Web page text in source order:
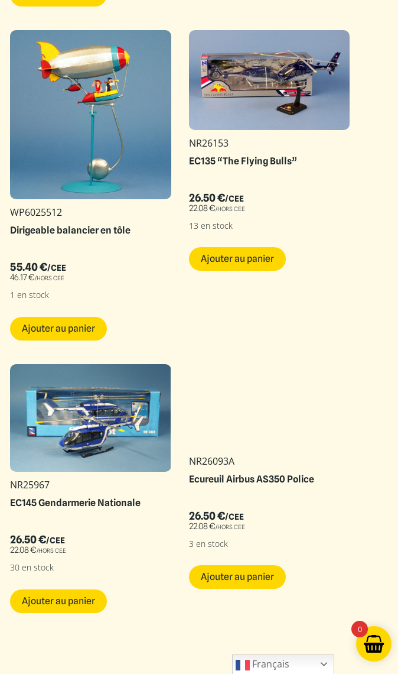
WP6025512
Dirigeable balancier en tôle
55.40€/CEE
46.17€/HORS CEE
1 en stock
Ajouter au panier
NR26153
EC135 “The Flying Bulls”
26.50€/CEE
22.08€/HORS CEE
13 en stock
Ajouter au panier
NR25967
EC145 Gendarmerie Nationale
26.50€/CEE
22.08€/HORS CEE
30 en stock
Ajouter au panier
NR26093A
Ecureuil Airbus AS350 Police
26.50€/CEE
22.08€/HORS CEE
3 en stock
Ajouter au panier
Français
0